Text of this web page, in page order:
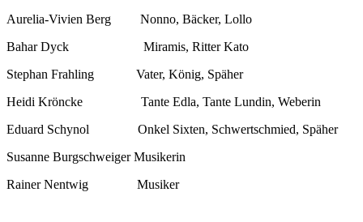
Aurelia-Vivien Berg Nonno, Bäcker, Lollo
Bahar Dyck Miramis, Ritter Kato
Stephan Frahling Vater, König, Späher
Heidi Kröncke Tante Edla, Tante Lundin, Weberin
Eduard Schynol Onkel Sixten, Schwertschmied, Späher
Susanne Burgschweiger Musikerin
Rainer Nentwig Musiker